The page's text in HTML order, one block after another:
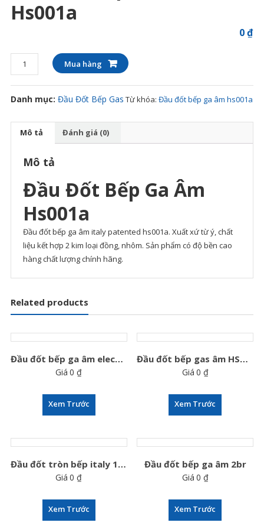
Hs001a
0₫
Đầu
đốt
bếp
Gas
hs001a
Mua hàng
Danh mục: Đầu Đốt Bếp Gas Từ khóa: Đầu đốt bếp ga âm hs001a
Mô tả Đánh giá (0)
Mô tả
Đầu Đốt Bếp Ga Âm
Hs001a
Đầu đốt bếp ga âm italy patented hs001a. Xuất xứ từ ý, chất
liệu kết hợp 2 kim loại đồng, nhôm. Sản phẩm có độ bền cao
hàng chất lượng chính hãng.
Related products
Đầu đốt bếp ga âm electrolux
Giá 0₫
Xem Trước
Đầu đốt bếp gas âm HS024A
Giá 0 ₫
Xem Trước
Đầu đốt tròn bếp italy 100mm
Giá 0₫
Xem Trước
Đầu đốt bếp ga âm 2br
Giá 0 ₫
Xem Trước